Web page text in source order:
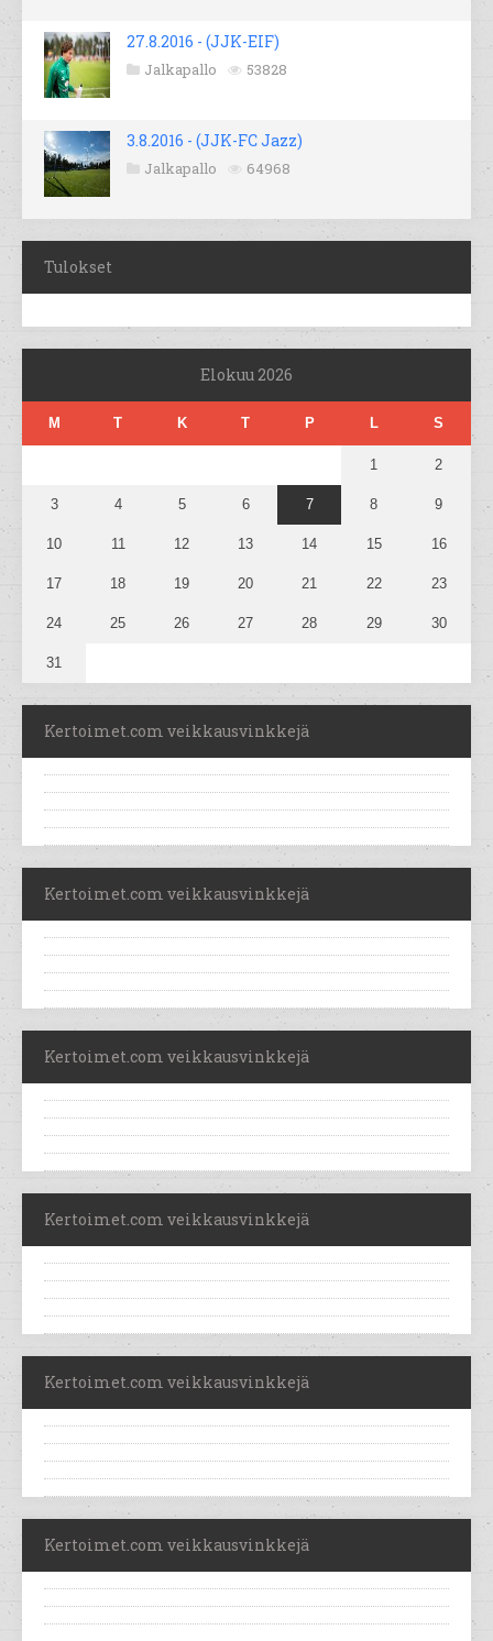
27.8.2016 - (JJK-EIF)
Jalkapallo 53828
3.8.2016 - (JJK-FC Jazz)
Jalkapallo 64968
Tulokset
Elokuu 2026
M T K T P L S
1 2
3 4 5 6 7 8 9
10 11 12 13 14 15 16
17 18 19 20 21 22 23
24 25 26 27 28 29 30
31
Kertoimet.com veikkausvinkkejä
Kertoimet.com veikkausvinkkejä
Kertoimet.com veikkausvinkkejä
Kertoimet.com veikkausvinkkejä
Kertoimet.com veikkausvinkkejä
Kertoimet.com veikkausvinkkejä